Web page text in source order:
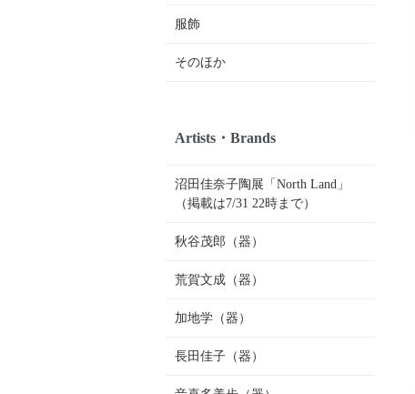
服飾
そのほか
Artists・Brands
沼田佳奈子陶展「North Land」
（掲載は7/31 22時まで）
秋谷茂郎（器）
荒賀文成（器）
加地学（器）
長田佳子（器）